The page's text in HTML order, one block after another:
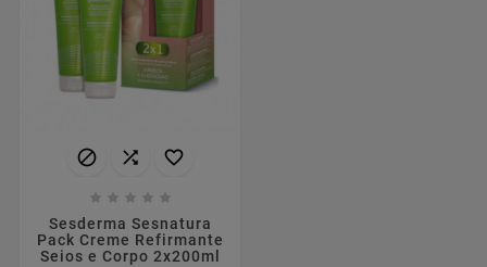
  
    
Sesderma Sesnatura
Pack Creme Refirmante
Seios e Corpo 2x200ml